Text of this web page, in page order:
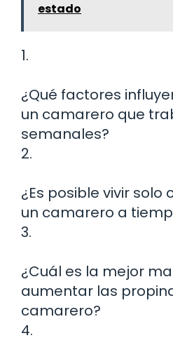
estado
1.
¿Qué factores
un camarero que
semanales?
2.
¿Es posible vivir solo
un camarero a
3.
¿Cuál es la mejor
aumentar las
camarero?
4.